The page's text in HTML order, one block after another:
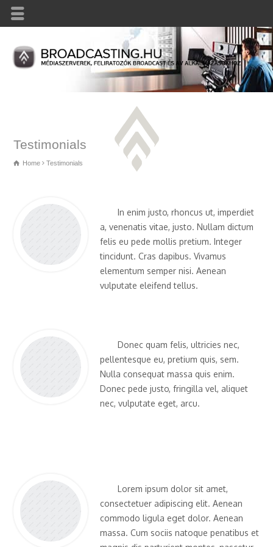
Testimonials
Home Testimonials
In enim justo, rhoncus ut, imperdiet
a, venenatis vitae, justo. Nullam dictum
felis eu pede mollis pretium. Integer
tincidunt. Cras dapibus. Vivamus
elementum semper nisi. Aenean
vulputate eleifend tellus.
Donec quam felis, ultricies nec,
pellentesque eu, pretium quis, sem.
Nulla consequat massa quis enim.
Donec pede justo, fringilla vel, aliquet
nec, vulputate eget, arcu.
Lorem ipsum dolor sit amet,
consectetuer adipiscing elit. Aenean
commodo ligula eget dolor. Aenean
massa. Cum sociis natoque penatibus et